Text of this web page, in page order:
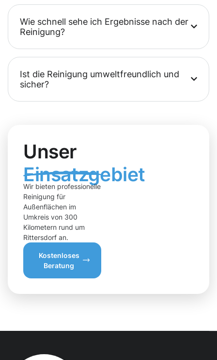
Wie schnell sehe ich Ergebnisse nach der
Reinigung?
Ist die Reinigung umweltfreundlich und
sicher?
Unser
Einsatzgebiet
Wir bieten professionelle
Reinigung für
Außenflächen im
Umkreis von 300
Kilometern rund um
Rittersdorf an.
Kostenloses
Beratung